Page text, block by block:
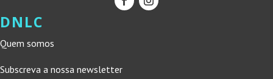
DNLC
Quem somos
Subscreva a nossa newsletter